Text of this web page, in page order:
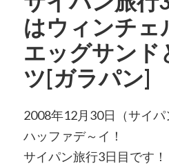
はウィンチェ
エッグサンド
ツ[ガラパン]
2008年12月30日（サイパ
ハッファデ～イ！
サイパン旅行3日目です！